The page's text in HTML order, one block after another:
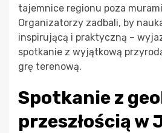
tajemnice regionu poza murami
Organizatorzy zadbali, by
inspirującą i praktyczną –
spotkanie z wyjątkową
grę terenową.
Spotkanie z
przeszłością w